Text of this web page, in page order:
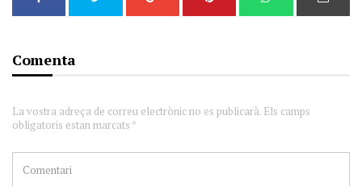
Comenta
La vostra adreça de correu electrònic no es publicarà. Els camps
obligatoris estan marcats *